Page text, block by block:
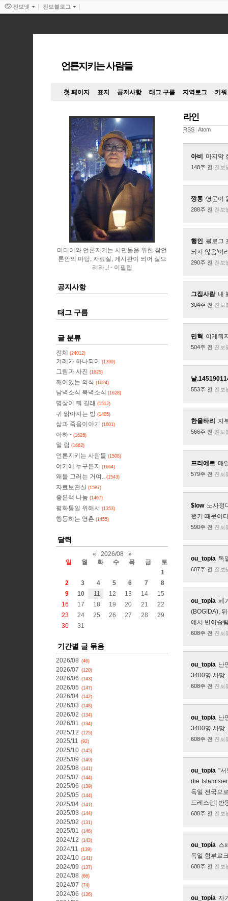
언론지키는 사람들
첫 페이지 표지 공지사항 태그 구름 지역로그 키
라인
RSS Atom
아비 마지막
148주 전 진보
깡통 영문이
288주 전 진보
행인 블로그
되지 않음'이
290주 전 진보
그집사람 내
304주 전 진보
민혁 이게뭐
504주 전 진보
날
553주 전 진보
한울타리 지
566주 전 진보
프리에르 매
579주 전 진보
$low 노사정
했기 때문이
590주 전 진보
ou_topia 독
607주 전 진보
ou_topia 페
(BOGIDA),
에서 반이슬
608주 전 진보
ou_topia 난
3400명 사망.
608주 전 진보
ou_topia 난
3400명 사망.
608주 전 진보
ou_topia "
die
독일 전국으
드레스덴! 반
608주 전 진보
ou_topia 스
독일 함부르
608주 전 진보
ou_topia 자
미디어와 언론지키는 시민들을 위한 참언
론인의 마당, 자료실, 게시판이 되어 살으
리라..!
이필립
공지사항
태그 구름
글 분류
전체 (24012)
겨레가 하나되어 (1399)
그림과 사진 (1625)
깨어있는 의식 (1624)
남녁소식 북녁소식 (1628)
명상이 뭐 길래 (1512)
귀 맑아지는 방 (1405)
삶과 죽음이야기 (1601)
아하~ (1626)
알 림 (1662)
언론지키는 사람들 (1508)
여기에 누구든지 (1664)
왜들 그러는 거여.. (1543)
자료보관실 (1587)
좋은책 나눔 (1467)
평화통일 위해서 (1353)
행동하는 영혼 (1455)
달력
« 2026/08
»
일
월 화 수 목 금
토
1
2
3 4 5 6 7
8
9
10 11 12 13 14
15
16
17 18 19 20 21
22
23
24 25 26 27 28
29
30
31
기간별 글 묶음
2026/08 (46)
2026/07 (120)
2026/06 (143)
2026/05 (147)
2026/04 (142)
2026/03 (148)
2026/02 (134)
2026/01 (134)
2025/12 (125)
2025/11 (92)
2025/10 (145)
2025/09 (140)
2025/08 (141)
2025/07 (144)
2025/06 (139)
2025/05 (144)
2025/04 (141)
2025/03 (144)
2025/02 (131)
2025/01 (146)
2024/12 (143)
2024/11 (139)
2024/10 (141)
2024/09 (137)
2024/08 (66)
2024/07 (74)
2024/06 (136)
진보넷 진보블로그